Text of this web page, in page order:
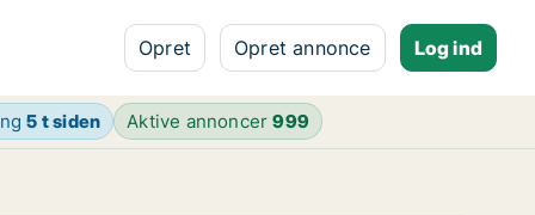
Opret Opret annonce Log ind
5 t siden Aktive annoncer999